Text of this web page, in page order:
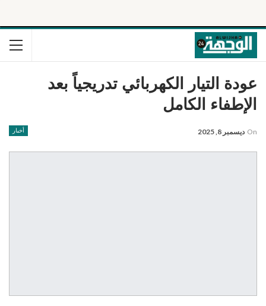
عودة التيار الكهربائي تدريجياً بعد
الإطفاء الكامل
أخبار On ديسمبر 8, 2025